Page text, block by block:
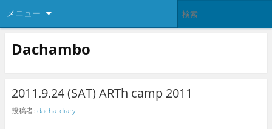
メニュー
Dachambo
2011.9.24 (SAT) ARTh camp 2011
投稿者: dacha_diary